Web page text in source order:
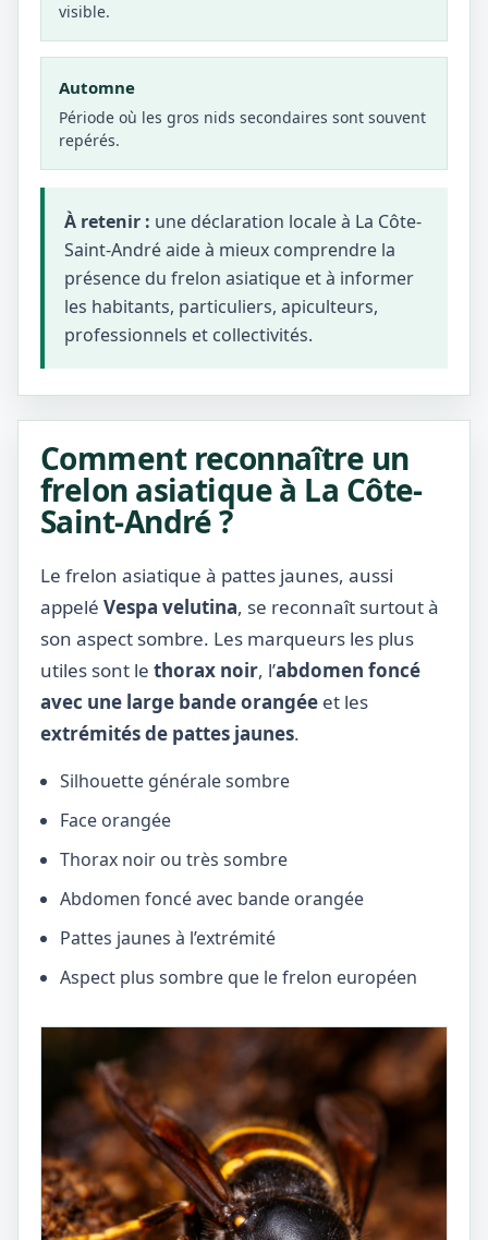
visible.
Automne
Période où les gros nids secondaires sont souvent
repérés.
À retenir : une déclaration locale à La Côte-
Saint-André aide à mieux comprendre la
présence du frelon asiatique et à informer
les habitants, particuliers, apiculteurs,
professionnels et collectivités.
Comment reconnaître un
frelon asiatique à La Côte-
Saint-André ?
Le frelon asiatique à pattes jaunes, aussi
appelé Vespa velutina, se reconnaît surtout à
son aspect sombre. Les marqueurs les plus
utiles sont le thorax noir, l’abdomen foncé
avec une large bande orangée et les
extrémités de pattes jaunes.
Silhouette générale sombre
Face orangée
Thorax noir ou très sombre
Abdomen foncé avec bande orangée
Pattes jaunes à l’extrémité
Aspect plus sombre que le frelon européen